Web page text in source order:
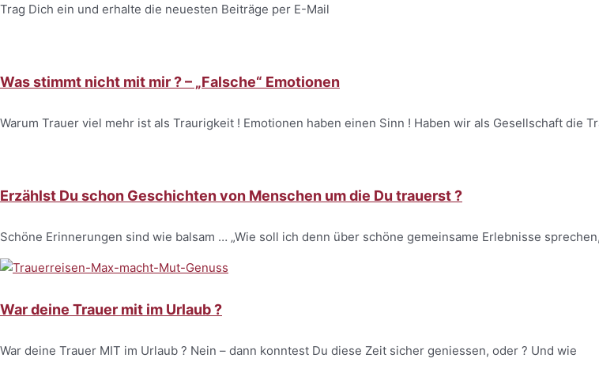
Trag Dich ein und erhalte die neuesten Beiträge per E-Mail
Was stimmt nicht mit mir ? – „Falsche“ Emotionen
Warum Trauer viel mehr ist als Traurigkeit ! Emotionen haben einen Sinn ! Haben wir als Gesellschaft die
Erzählst Du schon Geschichten von Menschen um die Du trauerst ?
Schöne Erinnerungen sind wie balsam … „Wie soll ich denn über schöne gemeinsame Erlebnisse
War deine Trauer mit im Urlaub ?
War deine Trauer MIT im Urlaub ? Nein – dann konntest Du diese Zeit sicher geniessen, oder ? Und wie